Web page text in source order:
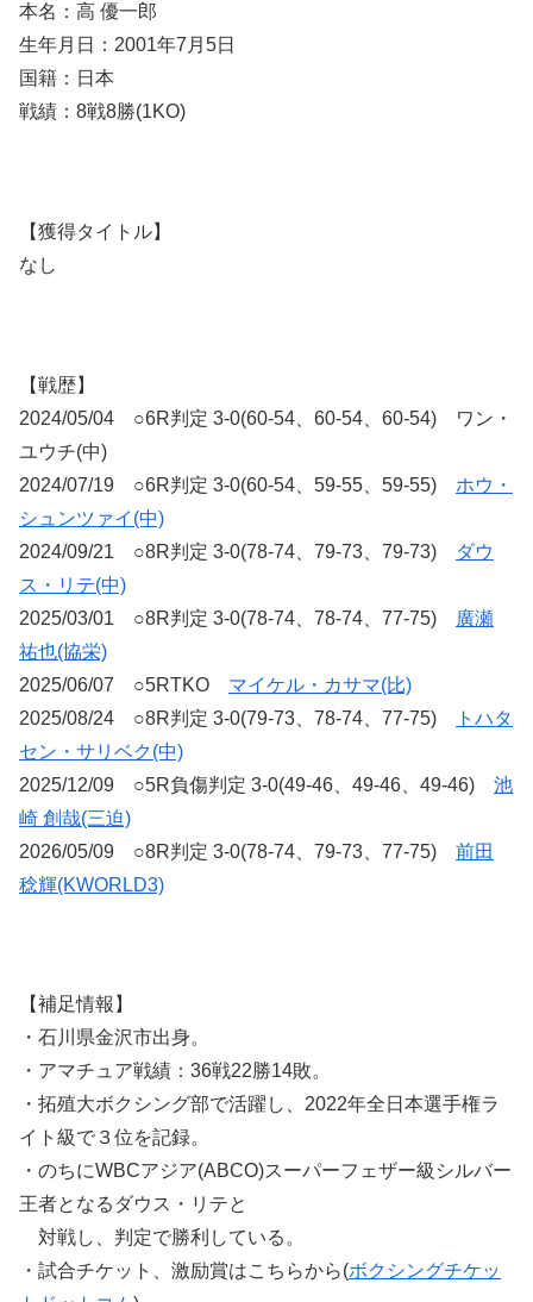
本名：高 優一郎
生年月日：2001年7月5日
国籍：日本
戦績：8戦8勝(1KO)
【獲得タイトル】
なし
【戦歴】
2024/05/04 ○6R判定 3-0(60-54、60-54、60-54) ワン・
ユウチ(中)
2024/07/19 ○6R判定 3-0(60-54、59-55、59-55) ホウ・
シュンツァイ(中)
2024/09/21 ○8R判定 3-0(78-74、79-73、79-73)
ダウ
ス・リテ(中)
2025/03/01 ○8R判定 3-0(78-74、78-74、77-75)
廣瀬
祐也(協栄)
2025/06/07 ○5RTKO マイケル・カサマ(比)
2025/08/24 ○8R判定 3-0(79-73、78-74、77-75)
トハタ
セン・サリベク(中)
2025/12/09 ○5R負傷判定 3-0(49-46、49-46、49-46) 池
崎 創哉(三迫)
2026/05/09 ○8R判定 3-0(78-74、79-73、77-75) 前田
稔輝(KWORLD3)
【補足情報】
・石川県金沢市出身。
・アマチュア戦績：36戦22勝14敗。
・拓殖大ボクシング部で活躍し、2022年全日本選手権ラ
イト級で３位を記録。
・のちにWBCアジア(ABCO)スーパーフェザー級シルバー
王者となるダウス・リテと
対戦し、判定で勝利している。
・試合チケット、激励賞はこちらから(ボクシングチケッ